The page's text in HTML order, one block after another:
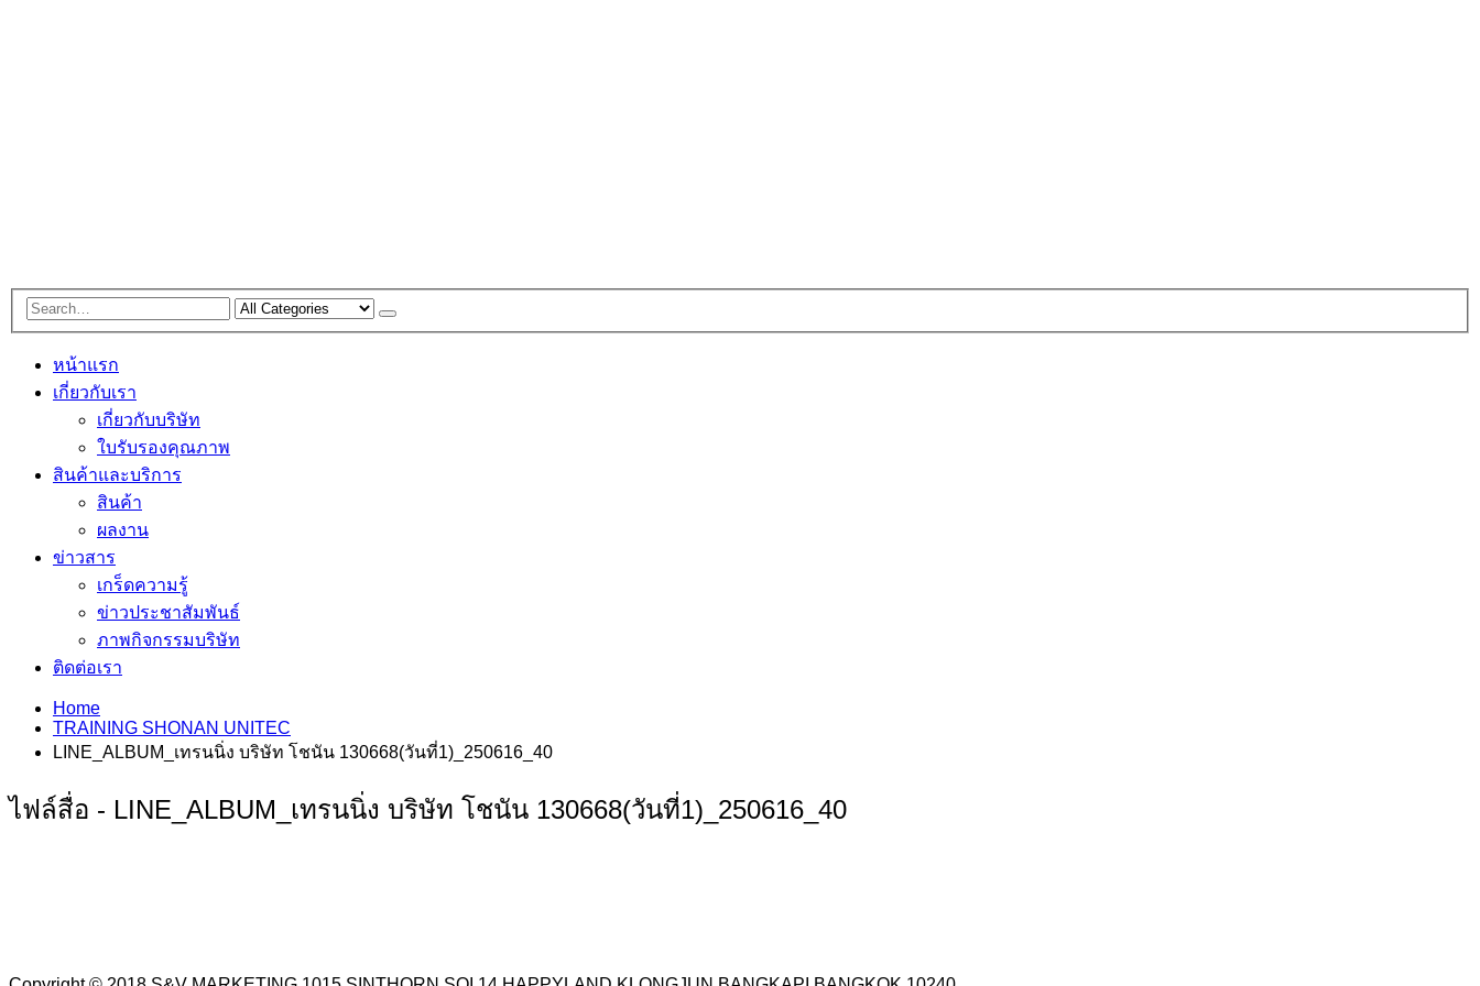
หน้าแรก
เกี่ยวกับเรา
เกี่ยวกับบริษัท
ใบรับรองคุณภาพ
สินค้าและบริการ
สินค้า
ผลงาน
ข่าวสาร
เกร็ดความรู้
ข่าวประชาสัมพันธ์
ภาพกิจกรรมบริษัท
ติดต่อเรา
Home
TRAINING SHONAN UNITEC
LINE_ALBUM_เทรนนิ่ง บริษัท โชนัน 130668(วันที่1)_250616_40
ไฟล์สื่อ - LINE_ALBUM_เทรนนิ่ง บริษัท โชนัน 130668(วันที่1)_250616_40